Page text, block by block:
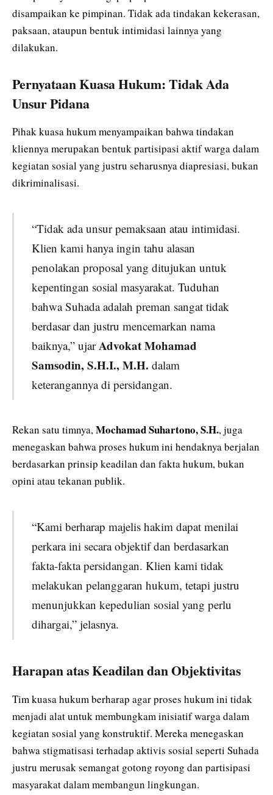
disampaikan ke pimpinan. Tidak ada tindakan kekerasan,
paksaan, ataupun bentuk intimidasi lainnya yang
dilakukan.
Pernyataan Kuasa Hukum: Tidak Ada
Unsur Pidana
Pihak kuasa hukum menyampaikan bahwa tindakan
kliennya merupakan bentuk partisipasi aktif warga dalam
kegiatan sosial yang justru seharusnya diapresiasi, bukan
dikriminalisasi.
“Tidak ada unsur pemaksaan atau intimidasi.
Klien kami hanya ingin tahu alasan
penolakan proposal yang ditujukan untuk
kepentingan sosial masyarakat. Tuduhan
bahwa Suhada adalah preman sangat tidak
berdasar dan justru mencemarkan nama
baiknya,” ujarAdvokat Mohamad
Samsodin, S.H.I., M.H. dalam
keterangannya di persidangan.
Rekan satu timnya,Mochamad Suhartono, S.H., juga
menegaskan bahwa proses hukum ini hendaknya berjalan
berdasarkan prinsip keadilan dan fakta hukum, bukan
opini atau tekanan publik.
“Kami berharap majelis hakim dapat menilai
perkara ini secara objektif dan berdasarkan
fakta-fakta persidangan. Klien kami tidak
melakukan pelanggaran hukum, tetapi justru
menunjukkan kepedulian sosial yang perlu
dihargai,” jelasnya.
Harapan atas Keadilan dan Objektivitas
Tim kuasa hukum berharap agar proses hukum ini tidak
menjadi alat untuk membungkam inisiatif warga dalam
kegiatan sosial yang konstruktif. Mereka menegaskan
bahwa stigmatisasi terhadap aktivis sosial seperti Suhada
justru merusak semangat gotong royong dan partisipasi
masyarakat dalam membangun lingkungan.